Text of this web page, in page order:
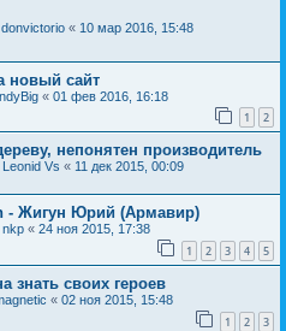
donvictorio « 10 мар 2016, 15:48
новый сайт
« 01 фев 2016, 16:18
1 2
непонятен производитель
Leonid Vs « 11 дек 2015, 00:09
- Жигун Юрий (Армавир)
nkp « 24 ноя 2015, 17:38
1 2 3 4 5
знать своих героев
« 02 ноя 2015, 15:48
1 2 3